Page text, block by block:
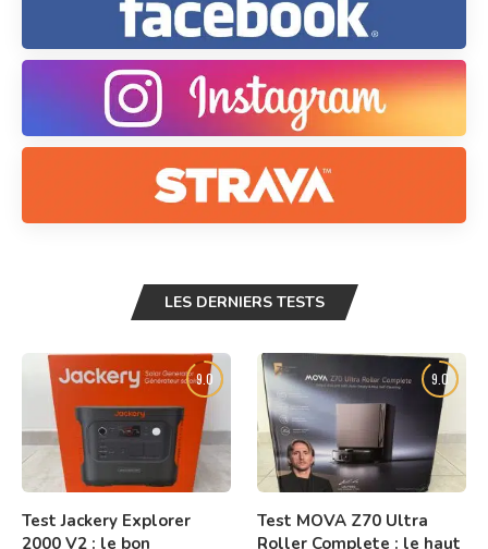
LES DERNIERS TESTS
9.0
Test Jackery Explorer
2000 V2 : le bon
9.0
Test MOVA Z70 Ultra
Roller Complete : le haut